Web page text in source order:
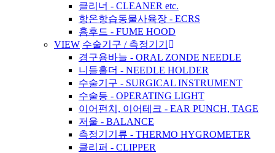
클리너 - CLEANER etc.
항온항습동물사육장 - ECRS
흄후드 - FUME HOOD
VIEW 수술기구 / 측정기기
경구용바늘 - ORAL ZONDE NEEDLE
니들홀더 - NEEDLE HOLDER
수술기구 - SURGICAL INSTRUMENT
수술등 - OPERATING LIGHT
이어펀치, 이어테크 - EAR PUNCH, TAGE
저울 - BALANCE
측정기기류 - THERMO HYGROMETER
클리퍼 - CLIPPER